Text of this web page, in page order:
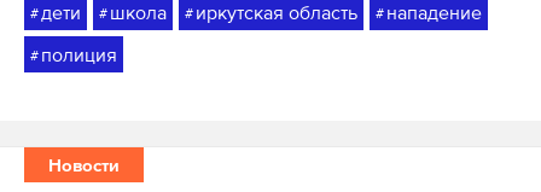
# дети # школа # иркутская область # нападение
# полиция
Новости